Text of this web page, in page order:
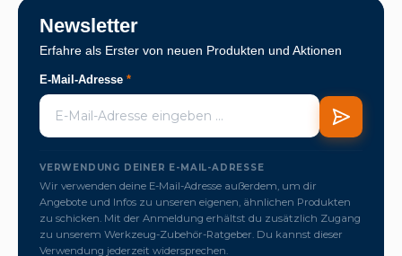
Newsletter
Erfahre als Erster von neuen Produkten und Aktionen
E-Mail-Adresse *
VERWENDUNG DEINER E-MAIL-ADRESSE
Wir verwenden deine E-Mail-Adresse außerdem, um dir
Angebote und Infos zu unseren eigenen, ähnlichen Produkten
zu schicken. Mit der Anmeldung erhältst du zusätzlich Zugang
zu unserem Werkzeug-Zubehör-Ratgeber. Du kannst dieser
Verwendung jederzeit widersprechen.